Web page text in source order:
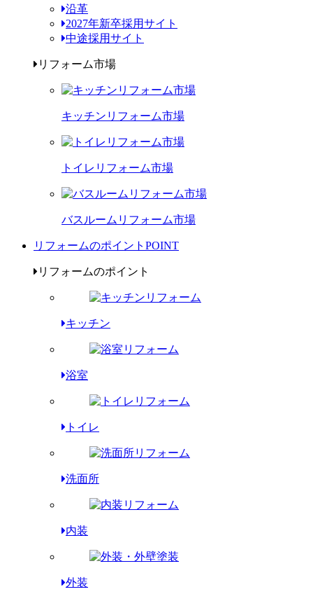
沿革
2027年新卒採用サイト
中途採用サイト
リフォーム市場
キッチンリフォーム市場
トイレリフォーム市場
バスルームリフォーム市場
リフォームのポイント POINT
リフォームのポイント
キッチン
浴室
トイレ
洗面所
内装
外装